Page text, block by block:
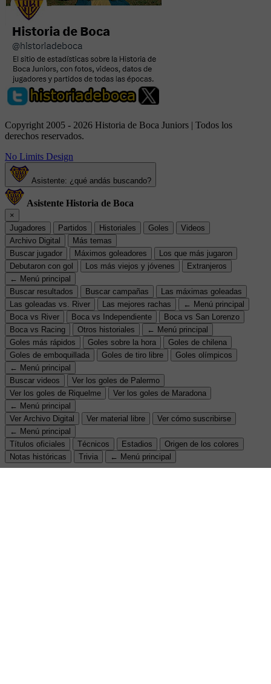
Copyright 2005 - 2026 Historia de Boca Juniors | Todos los
derechos reservados.
No Limits Design
Asistente: ¿qué andás buscando?
Asistente Historia de Boca
×
Jugadores
Partidos Historiales Goles
Videos
Archivo Digital
Más temas
Buscar jugador
Máximos goleadores
Los que más jugaron
Debutaron con gol
Los más viejos y jóvenes
Extranjeros
← Menú principal
Buscar resultados
Buscar campañas
Las máximas goleadas
Las goleadas vs. River
Las mejores rachas
← Menú principal
Boca vs River
Boca vs Independiente
Boca vs San Lorenzo
Boca vs Racing
Otros historiales
← Menú principal
Goles más rápidos
Goles sobre la hora
Goles de chilena
Goles de emboquillada
Goles de tiro libre
Goles olímpicos
← Menú principal
Buscar videos
Ver los goles de Palermo
Ver los goles de Riquelme
Ver los goles de Maradona
← Menú principal
Ver Archivo Digital
Ver material libre
Ver cómo suscribirse
← Menú principal
Títulos oficiales
Técnicos Estadios
Origen de los colores
Notas históricas
Trivia ← Menú principal